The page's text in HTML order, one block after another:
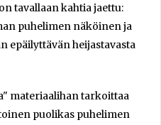
tavallaan kahtia jaettu:
puhelimen näköinen ja
epäilyttävän heijastavasta
materiaalihan tarkoittaa
puolikas puhelimen